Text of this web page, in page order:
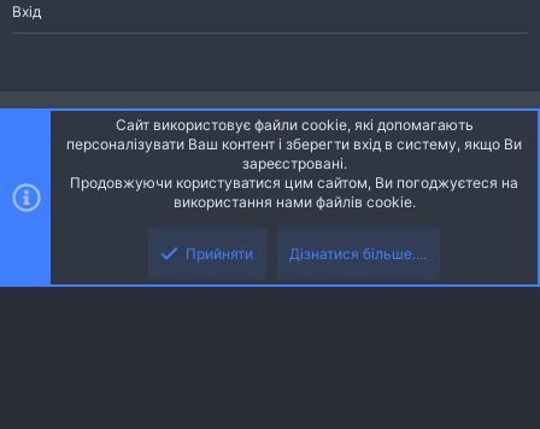
Вхід
Ніч
Українська (UA)
S
Community platform by XenForo® © 2010-2026 XenForo Ltd.
Community platform by XenForo © 2010-2022 XenForo Ltd. | dev: Pages
Сайт використовує файли cookie, які допомагають
персоналізувати Ваш контент і зберегти вхід в систему, якщо Ви
зареєстровані.
Продовжуючи користуватися цим сайтом, Ви погоджуєтеся на
використання нами файлів cookie.
Прийняти Дізнатися більше....